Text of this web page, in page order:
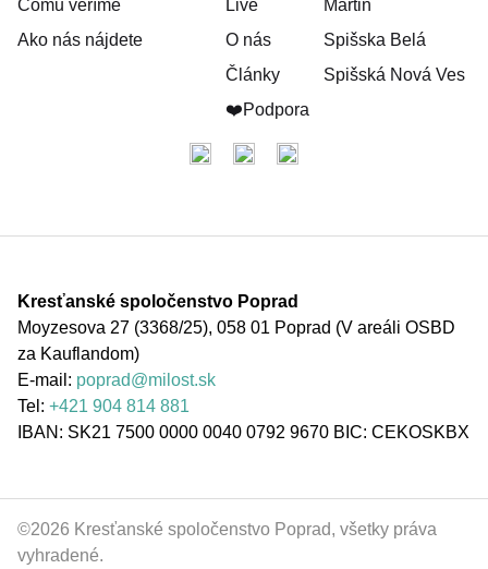
Čomu veríme
Ako nás nájdete
Live
O nás
Články
❤️Podpora
Martin
Spišska Belá
Spišská Nová Ves
Kresťanské spoločenstvo Poprad
Moyzesova 27 (3368/25), 058 01 Poprad (V areáli OSBD
za Kauflandom)
E-mail: poprad@milost.sk
Tel: +421 904 814 881
IBAN: SK21 7500 0000 0040 0792 9670 BIC: CEKOSKBX
©2026 Kresťanské spoločenstvo Poprad, všetky práva
vyhradené.